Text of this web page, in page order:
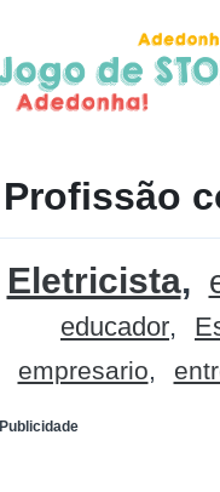
Profissão
Eletricista
educador
empresario
Publicidade